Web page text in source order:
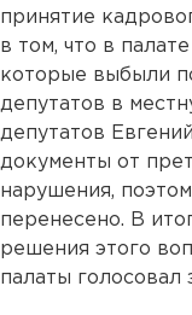
принятие
в том, что в
которые выбыли
депутатов в
депутатов
документы от
нарушения,
перенесено. В
решения этого
палаты голосовал